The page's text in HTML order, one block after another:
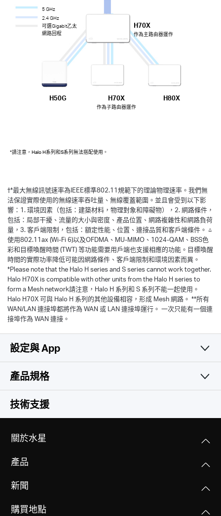
H70X
作為主路由器運作
H70X
作為子路由器運作
H80X
H50G
5 GHz
2.4 GHz
可選Gigabit乙太
網路回程
*請注意，Halo H系列和S系列無法搭配使用。
†*最大無線訊號速率為IEEE標準802.11規範下的理論物理速率。我們無
法保證實際使用的無線速率吞吐量、無線覆蓋範圍。並且會受到以下影
響：1. 環境因素（包括：建築材料，物理對象和障礙物），2. 網路條件，
包括：局部干擾、流量的大小與密度、產品位置、網路複雜性和網路負荷
量，3. 客戶端限制，包括：額定性能、位置、連接品質和客戶端條件。 △
使用802.11ax (Wi-Fi 6)以及OFDMA、MU-MIMO、1024-QAM、BSS色
彩和目標喚醒時間 (TWT) 等功能需要用戶端也支援相應的功能。目標喚醒
時間的實際功率降低可能因網路條件、客戶端限制和環境因素而異。
*Please note that the Halo H series and S series cannot work together.
Halo H70X is compatible with other units from the Halo H series to
form a Mesh network請注意，Halo H 系列和 S 系列不能一起使用。
Halo H70X 可與 Halo H 系列的其他設備相容，形成 Mesh 網路。 **所有
WAN/LAN 連接埠都將作為 WAN 或 LAN 連接埠運行。 一次只能有一個連
接埠作為 WAN 連接。
設定與 App
簡易且實用
產品規格
無線網路
Wi-Fi 6
IEEE 802.11ax/n/b/g 2.4 GHz
訊號速率
1201 Mbps - 5 GHz, 574 Mbps - 2.4 GHz
路由器模式, 基地台模式
服務品質(QoS)
WMM
128×81×83.7 mm
3× Halo H70X
技術支援
關於水星
產品
新聞
購買地點